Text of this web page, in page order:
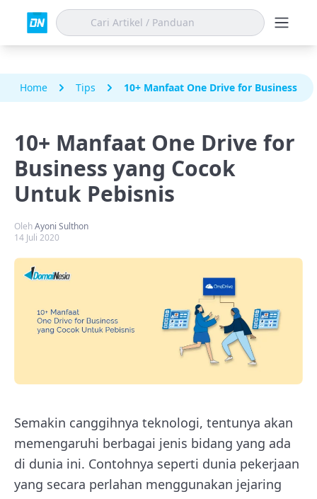
Home Tips 10+ Manfaat One Drive for Business
10+ Manfaat One Drive for
Business yang Cocok
Untuk Pebisnis
OlehAyoni Sulthon
14 Juli 2020
Semakin canggihnya teknologi, tentunya akan
memengaruhi berbagai jenis bidang yang ada
di dunia ini. Contohnya seperti dunia pekerjaan
yang secara perlahan menggunakan jejaring